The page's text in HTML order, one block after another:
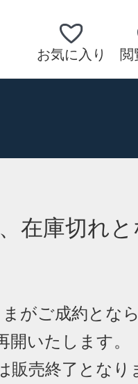
お気に入り 閲
在庫切れ
がご成約とな
開いたします。
販売終了となり